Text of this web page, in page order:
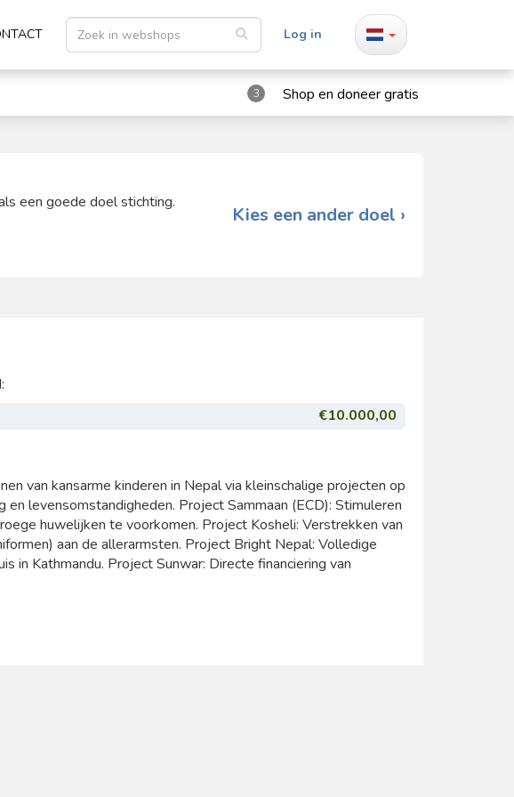
Log in
3 Shop en doneer gratis
een goede doel stichting.
Kies een ander doel ›
€10.000,00
van kansarme kinderen in Nepal via kleinschalige projecten op
levensomstandigheden. Project Sammaan (ECD): Stimuleren
huwelijken te voorkomen. Project Kosheli: Verstrekken van
aan de allerarmsten. Project Bright Nepal: Volledige
in Kathmandu. Project Sunwar: Directe financiering van